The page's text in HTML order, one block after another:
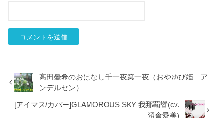
高田憂希のおはなし千一夜第一夜（おやゆび姫 ア
ンデルセン）
[アイマス/カバー]GLAMOROUS SKY 我那覇響(cv.
沼倉愛美)